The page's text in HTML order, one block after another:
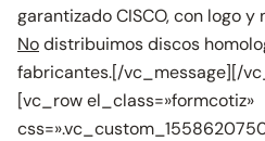
garantizado CISCO, con logo y
Nodistribuimos discos
fabricantes.[/vc_message][/
[vc_row el_class=»formcotiz»